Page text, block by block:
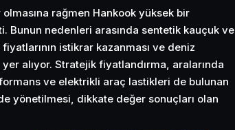
rağmen Hankook yüksek bir
Bunun nedenleri arasında sentetik kauçuk ve
istikrar kazanması ve deniz
alıyor. Stratejik fiyatlandırma, aralarında
ve elektrikli araç lastikleri de bulunan
yönetilmesi, dikkate değer sonuçları olan